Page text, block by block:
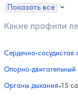
Показать все
Какие профили
Сердечно-сосудистая
Опорно-двигательный
Органы дыхания-15